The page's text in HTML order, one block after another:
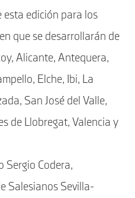
esta edición para los
que se desarrollarán de
Alicante, Antequera,
Elche, Ibi, La
San José del Valle,
de Llobregat, Valencia y
Sergio Codera,
Salesianos Sevilla-